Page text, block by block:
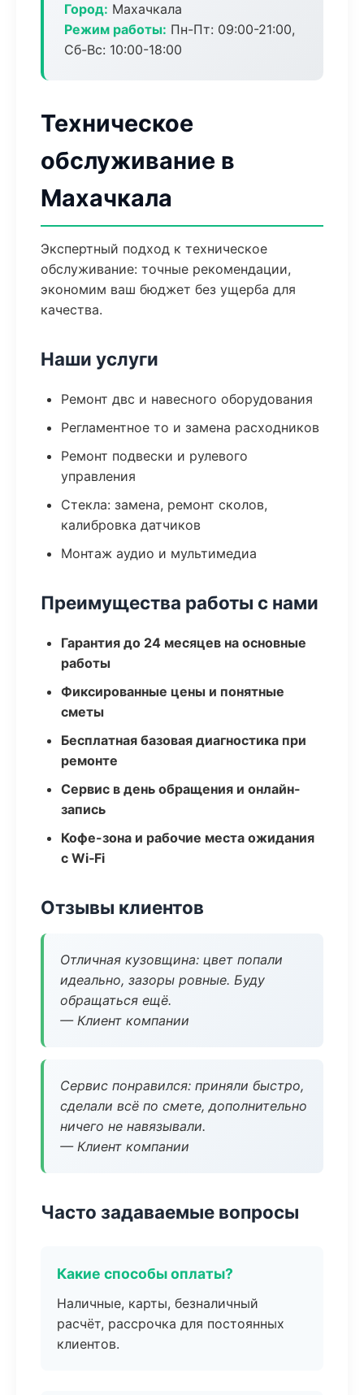
Город: Махачкала
Режим работы: Пн-Пт: 09:00-21:00,
Сб-Вс: 10:00-18:00
Техническое
обслуживание в
Махачкала
Экспертный подход к техническое
обслуживание: точные рекомендации,
экономим ваш бюджет без ущерба для
качества.
Наши услуги
Ремонт двс и навесного оборудования
Регламентное то и замена расходников
Ремонт подвески и рулевого
управления
Стекла: замена, ремонт сколов,
калибровка датчиков
Монтаж аудио и мультимедиа
Преимущества работы с нами
Гарантия до 24 месяцев на основные
работы
Фиксированные цены и понятные
сметы
Бесплатная базовая диагностика при
ремонте
Сервис в день обращения и онлайн-
запись
Кофе-зона и рабочие места ожидания
с Wi‑Fi
Отзывы клиентов
Отличная кузовщина: цвет попали
идеально, зазоры ровные. Буду
обращаться ещё.
— Клиент компании
Сервис понравился: приняли быстро,
сделали всё по смете, дополнительно
ничего не навязывали.
— Клиент компании
Часто задаваемые вопросы
Какие способы оплаты?
Наличные, карты, безналичный
расчёт, рассрочка для постоянных
клиентов.